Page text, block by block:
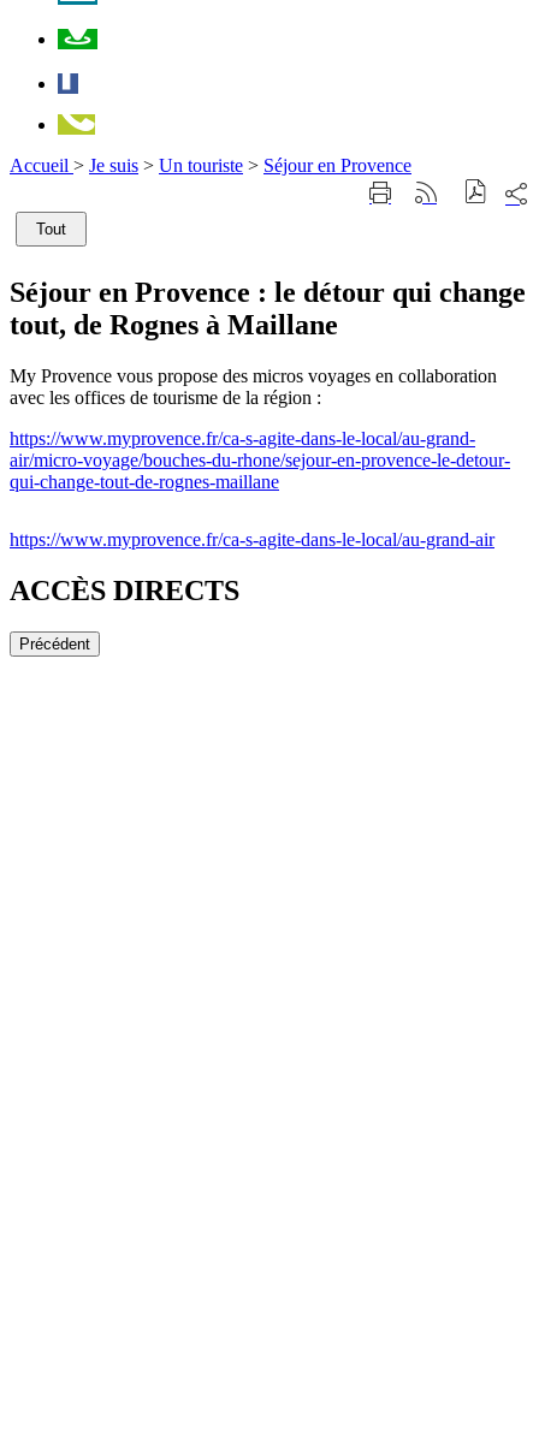
Accueil > Je suis > Un touriste > Séjour en Provence
ImprimerGénérer
sur
Tout
Séjour en Provence : le détour qui change
tout, de Rognes à Maillane
My Provence vous propose des micros voyages en collaboration
avec les offices de tourisme de la région :
https://www.myprovence.fr/ca-s-agite-dans-le-local/au-grand-
air/micro-voyage/bouches-du-rhone/sejour-en-provence-le-detour-
qui-change-tout-de-rognes-maillane
https://www.myprovence.fr/ca-s-agite-dans-le-local/au-grand-air
ACCÈS DIRECTS
Précédent